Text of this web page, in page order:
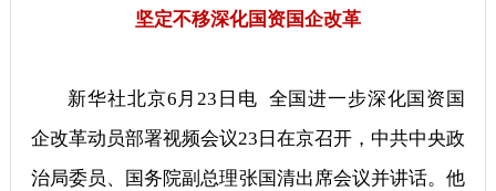
坚定不移深化国资国企改革
新华社北京6月23日电 全国进一步深化国资国
企改革动员部署视频会议23日在京召开，中共中央政
治局委员、国务院副总理张国清出席会议并讲话。他